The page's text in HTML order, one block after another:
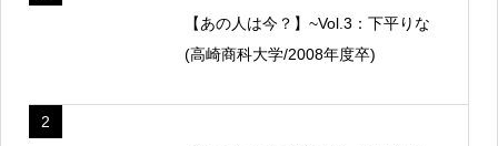
【あの人は今？】~Vol.3：下平りな
(高崎商科大学/2008年度卒)
2